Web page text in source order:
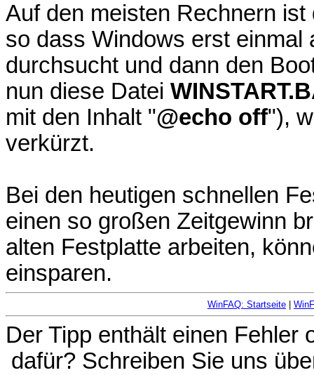
Auf den meisten Rechnern
so dass Windows erst
durchsucht und dann den
nun diese Datei
mit den Inhalt "@echo off"),
verkürzt.
Bei den heutigen schnellen
einen so großen Zeitgewinn
alten Festplatte arbeiten,
einsparen.
WinFAQ: Startseite
Der Tipp enthält einen Fehler
dafür? Schreiben Sie uns